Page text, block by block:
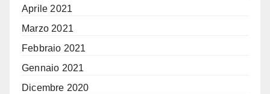
Aprile 2021
Marzo 2021
Febbraio 2021
Gennaio 2021
Dicembre 2020